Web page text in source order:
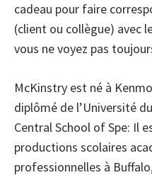
cadeau pour faire
(client ou collègue) avec
vous ne voyez pas
McKinstry est né à
diplômé de l’Université
Central School of Spe: Il
productions scolaires
professionnelles à